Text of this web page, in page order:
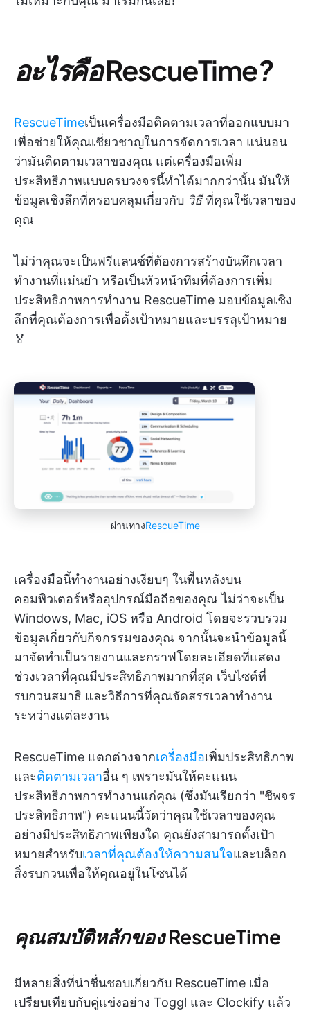
อะไรคือRescueTime?
RescueTimeเป็นเครื่องมือติดตามเวลาที่ออกแบบมา
เพื่อช่วยให้คุณเชี่ยวชาญในการจัดการเวลา แน่นอน
ว่ามันติดตามเวลาของคุณ แต่เครื่องมือเพิ่ม
ประสิทธิภาพแบบครบวงจรนี้ทำได้มากกว่านั้น มันให้
ข้อมูลเชิงลึกที่ครอบคลุมเกี่ยวกับ วิธีที่คุณใช้เวลาของ
คุณ
ไม่ว่าคุณจะเป็นฟรีแลนซ์ที่ต้องการสร้างบันทึกเวลา
ทำงานที่แม่นยำ หรือเป็นหัวหน้าทีมที่ต้องการเพิ่ม
ประสิทธิภาพการทำงาน RescueTime มอบข้อมูลเชิง
ลึกที่คุณต้องการเพื่อตั้งเป้าหมายและบรรลุเป้าหมาย
🏅
ผ่านทางRescueTime
เครื่องมือนี้ทำงานอย่างเงียบๆ ในพื้นหลังบน
คอมพิวเตอร์หรืออุปกรณ์มือถือของคุณ ไม่ว่าจะเป็น
Windows, Mac, iOS หรือ Android โดยจะรวบรวม
ข้อมูลเกี่ยวกับกิจกรรมของคุณ จากนั้นจะนำข้อมูลนี้
มาจัดทำเป็นรายงานและกราฟโดยละเอียดที่แสดง
ช่วงเวลาที่คุณมีประสิทธิภาพมากที่สุด เว็บไซต์ที่
รบกวนสมาธิ และวิธีการที่คุณจัดสรรเวลาทำงาน
ระหว่างแต่ละงาน
RescueTime แตกต่างจากเครื่องมือเพิ่มประสิทธิภาพ
และติดตามเวลาอื่น ๆ เพราะมันให้คะแนน
ประสิทธิภาพการทำงานแก่คุณ (ซึ่งมันเรียกว่า "ชีพจร
ประสิทธิภาพ") คะแนนนี้วัดว่าคุณใช้เวลาของคุณ
อย่างมีประสิทธิภาพเพียงใด คุณยังสามารถตั้งเป้า
หมายสำหรับเวลาที่คุณต้องให้ความสนใจและบล็อก
สิ่งรบกวนเพื่อให้คุณอยู่ในโซนได้
คุณสมบัติหลักของRescueTime
มีหลายสิ่งที่น่าชื่นชอบเกี่ยวกับ RescueTime เมื่อ
เปรียบเทียบกับคู่แข่งอย่าง Toggl และ Clockify แล้ว